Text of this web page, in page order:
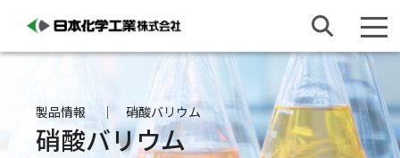
製品情報 硝酸バリウム
硝酸バリウム